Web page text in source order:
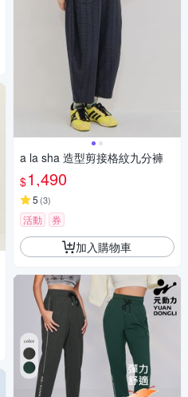
a la sha 造型剪接格紋九分褲
$1,490
5 (3)
活動 券
加入購物車